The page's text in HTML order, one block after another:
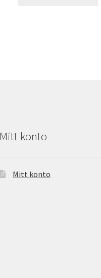
Mitt konto
Mitt konto